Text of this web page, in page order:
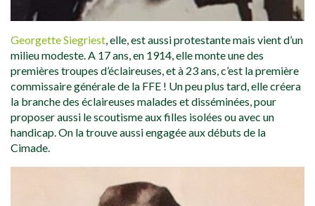
Georgette Siegriest, elle, est aussi protestante mais vient d’un
milieu modeste. A 17 ans, en 1914, elle monte une des
premières troupes d’éclaireuses, et à 23 ans, c’est la première
commissaire générale de la FFE ! Un peu plus tard, elle créera
la branche des éclaireuses malades et disséminées, pour
proposer aussi le scoutisme aux filles isolées ou avec un
handicap. On la trouve aussi engagée aux débuts de la
Cimade.